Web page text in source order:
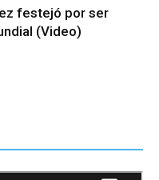
festejó por ser
(Video)